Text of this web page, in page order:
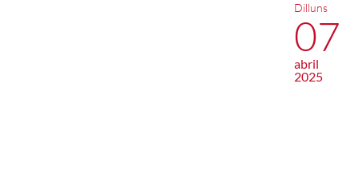
Dilluns
07
abril
2025